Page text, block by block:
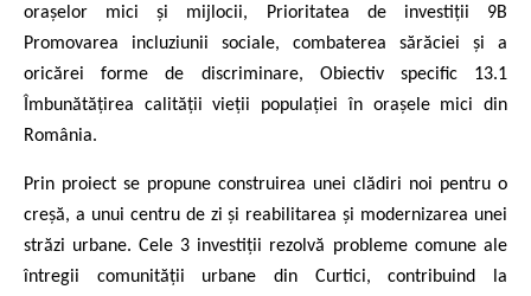
orașelor mici și mijlocii, Prioritatea de investiții 9B
Promovarea incluziunii sociale, combaterea sărăciei și a
oricărei forme de discriminare, Obiectiv specific 13.1
Îmbunătățirea calității vieții populației în orașele mici din
România.
Prin proiect se propune construirea unei clădiri noi pentru o
creșă, a unui centru de zi și reabilitarea și modernizarea unei
străzi urbane. Cele 3 investiții rezolvă probleme comune ale
întregii comunității urbane din Curtici, contribuind la